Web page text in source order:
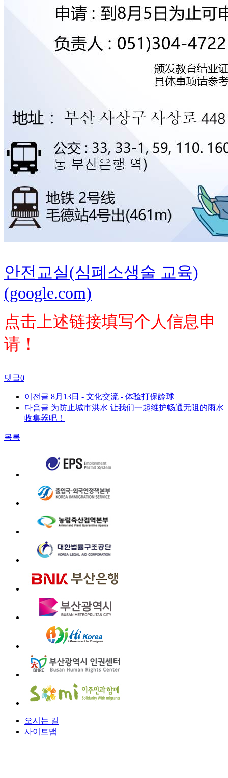
안전교실(심폐소생술 교육)
(google.com)
点击上述链接填写个人信息申
请！
댓글0
이전글 8月13日 - 文化交流 - 体验打保龄球
다음글 为防止城市洪水 让我们一起维护畅通无阻的雨水
收集器吧！
목록
오시는 길
사이트맵